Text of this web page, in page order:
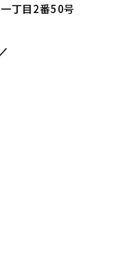
丁目2番50号